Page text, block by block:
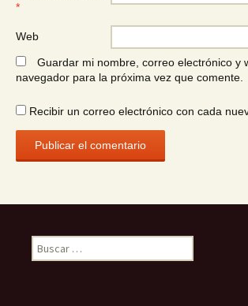
*
Web
Guardar mi nombre, correo electrónico y
navegador para la próxima vez que comente.
Recibir un correo electrónico con cada
Buscar: